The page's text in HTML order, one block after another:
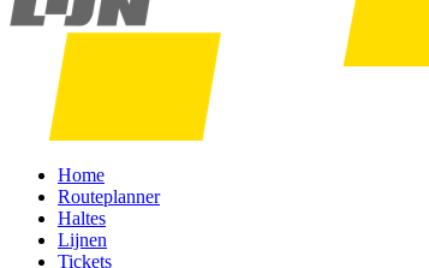
Home
Routeplanner
Haltes
Lijnen
Tickets